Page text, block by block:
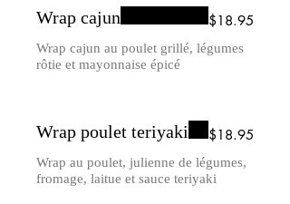
Wrap cajun
Wrap cajun au poulet grillé, légumes
rôtie et mayonnaise épicé
$18.95
Wrap poulet teriyaki
Wrap au poulet, julienne de légumes,
fromage, laitue et sauce teriyaki
$18.95